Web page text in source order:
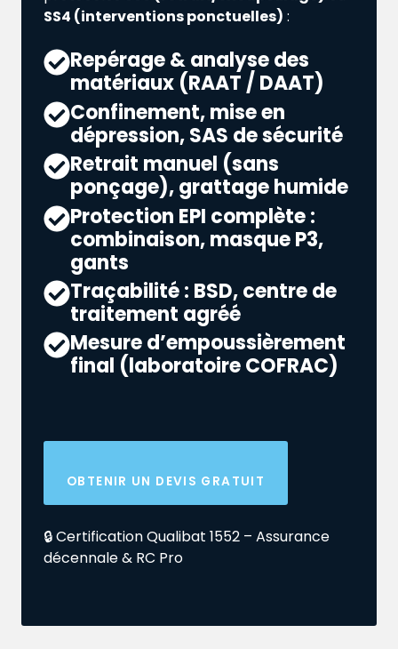
SS4 (interventions ponctuelles) :
Repérage & analyse des
matériaux (RAAT / DAAT)
Confinement, mise en
dépression, SAS de sécurité
Retrait manuel (sans
ponçage), grattage humide
Protection EPI complète :
combinaison, masque P3,
gants
Traçabilité : BSD, centre de
traitement agréé
Mesure d’empoussièrement
final (laboratoire COFRAC)
OBTENIR UN DEVIS GRATUIT
🔒 Certification Qualibat 1552 – Assurance
décennale & RC Pro